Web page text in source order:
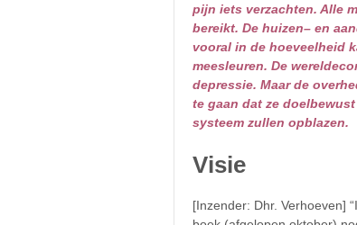
pijn iets verzachten. Alle
bereikt. De huizen– en
vooral in de hoeveelheid
meesleuren. De
depressie. Maar de
te gaan dat ze
systeem zullen opblazen.
Visie
[Inzender: Dhr. Verhoeven]